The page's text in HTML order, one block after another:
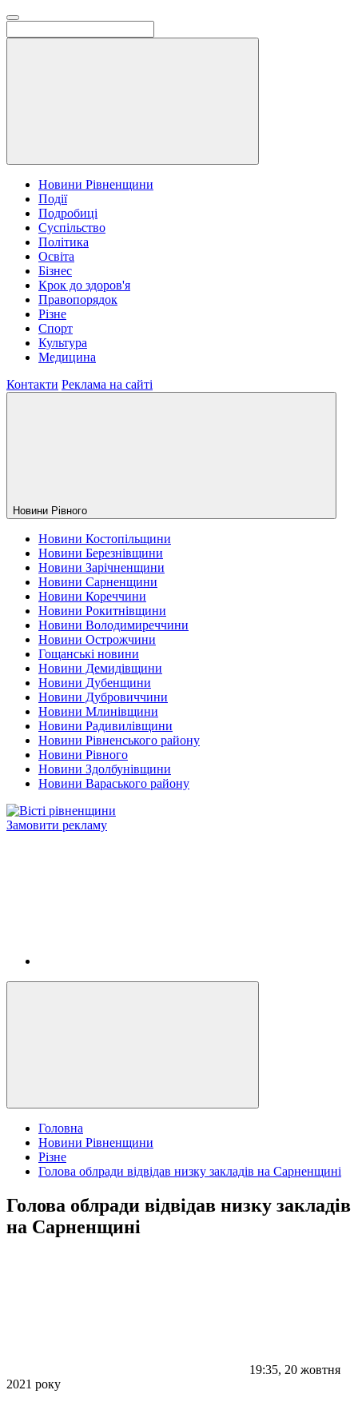
Новини Рівненщини
Події
Подробиці
Суспільство
Політика
Освіта
Бізнес
Крок до здоров'я
Правопорядок
Різне
Спорт
Культура
Медицина
Контакти Реклама на сайті
Новини Рiвного
Новини Костопільщини
Новини Березнівщини
Новини Зарічненщини
Новини Сарненщини
Новини Кореччини
Новини Рокитнівщини
Новини Володимиреччини
Новини Острожчини
Гощанські новини
Новини Демидівщини
Новини Дубенщини
Новини Дубровиччини
Новини Млинівщини
Новини Радивилівщини
Новини Рівненського району
Новини Рівного
Новини Здолбунівщини
Новини Вараського району
Замовити рекламу
Головна
Новини Рівненщини
Різне
Голова облради відвідав низку закладів на Сарненщині
Голова облради відвідав низку закладів
на Сарненщині
19:35, 20 жовтня
2021 року